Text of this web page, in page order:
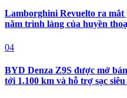
Lamborghini Revuelto ra mắt
năm trình làng của huyền
04
BYD Denza Z9S được mở
tới 1.100 km và hỗ trợ sạc